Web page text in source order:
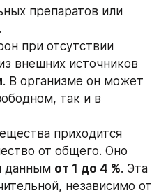
препаратов или
при отсутствии
внешних источников
. В организме он может
так и в
приходится
от общего. Оно
данным от 1 до 4 %. Эта
независимо от